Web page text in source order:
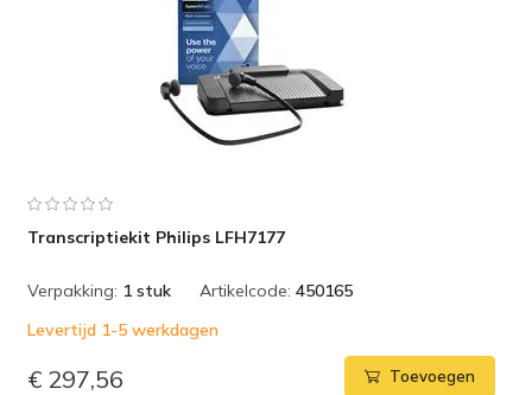
Transcriptiekit Philips LFH7177
Verpakking: 1 stuk Artikelcode: 450165
Levertijd 1-5 werkdagen
€ 297,56 Toevoegen